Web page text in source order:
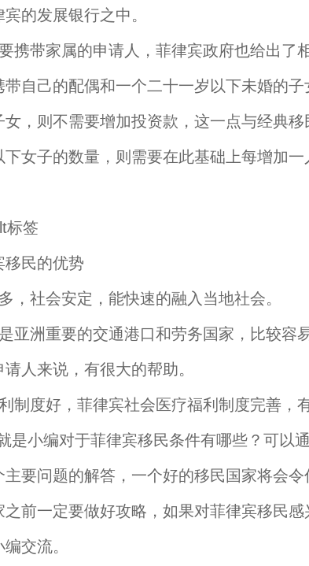
的发展银行之中。
携带家属的申请人，菲律宾政府也给出了
带自己的配偶和一个二十一岁以下未婚的
女，则不需要增加投资款，这一点与经典
下女子的数量，则需要在此基础上每增加
移民的优势
，社会安定，能快速的融入当地社会。
亚洲重要的交通港口和劳务国家，比较容
人来说，有很大的帮助。
制度好，菲律宾社会医疗福利制度完善，
编对于菲律宾移民条件有哪些？可以通
主要问题的解答，一个好的移民国家将会
之前一定要做好攻略，如果对菲律宾移民
交流。